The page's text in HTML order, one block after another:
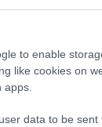
to enable
like cookies on
data to be sent